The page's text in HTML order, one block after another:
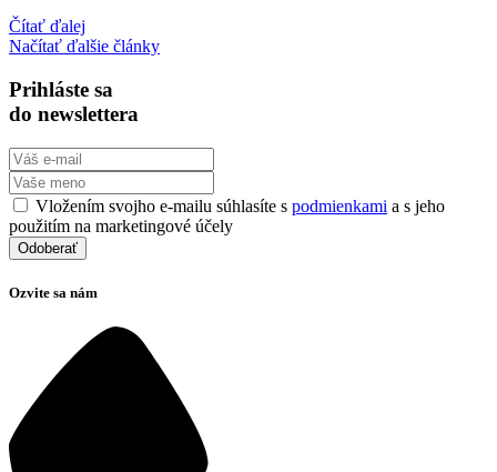
Čítať ďalej
Načítať ďalšie články
Prihláste sa
do newslettera
Vložením svojho e-mailu súhlasíte s podmienkami a s jeho
použitím na marketingové účely
Ozvite sa nám